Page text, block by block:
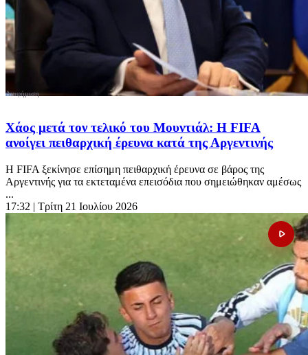
Χάος μετά τον τελικό του Μουντιάλ: Η FIFA
ανοίγει πειθαρχική έρευνα κατά της Αργεντινής
Η FIFA ξεκίνησε επίσημη πειθαρχική έρευνα σε βάρος της
Αργεντινής για τα εκτεταμένα επεισόδια που σημειώθηκαν αμέσως
...
17:32 | Τρίτη 21 Ιουλίου 2026